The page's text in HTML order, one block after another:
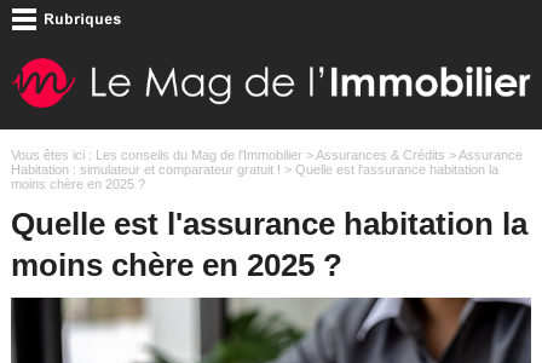
Vous êtes ici : Les conseils du Mag de l'Immobilier>Assurances & Crédits >Assurance
Habitation : simulateur et comparateur gratuit ! > Quelle est l'assurance habitation la
moins chère en 2025 ?
Quelle est l'assurance habitation la
moins chère en 2025 ?